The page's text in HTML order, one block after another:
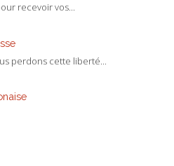
recevoir vos...
perdons cette liberté...